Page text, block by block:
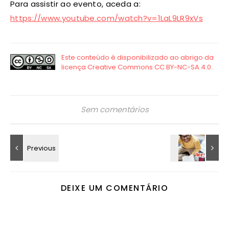
Para assistir ao evento, aceda a:
https://www.youtube.com/watch?v=1LaL9LR9xVs
Sem comentários
DEIXE UM COMENTÁRIO